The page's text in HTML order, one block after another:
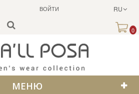
ВОЙТИ RU
0
МЕНЮ